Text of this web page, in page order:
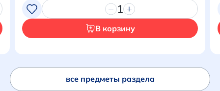
Продолжить покупки
Перейти в корзину
1
В корзину
все предметы раздела